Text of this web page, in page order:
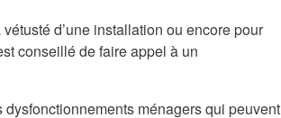
d’une installation ou encore pour
conseillé de faire appel à un
ménagers qui peuvent